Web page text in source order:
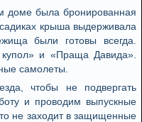
доме была бронированная
крыша выдерживала
были готовы всегда.
и «Праща Давида».
самолеты.
чтобы не подвергать
и проводим выпускные
не заходит в защищенные